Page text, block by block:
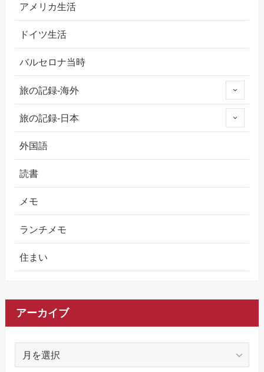
アメリカ生活
ドイツ生活
バルセロナ当時
旅の記録-海外
旅の記録-日本
外国語
読書
メモ
ランチメモ
住まい
アーカイブ